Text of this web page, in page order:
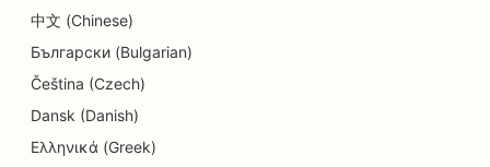
SEO für Bildungs- und Kinderbetreuungsdienste
SEO für Donut-Läden
SEO für Elektriker
中文 (Chinese)
Български (Bulgarian)
Čeština (Czech)
Dansk (Danish)
Ελληνικά (Greek)